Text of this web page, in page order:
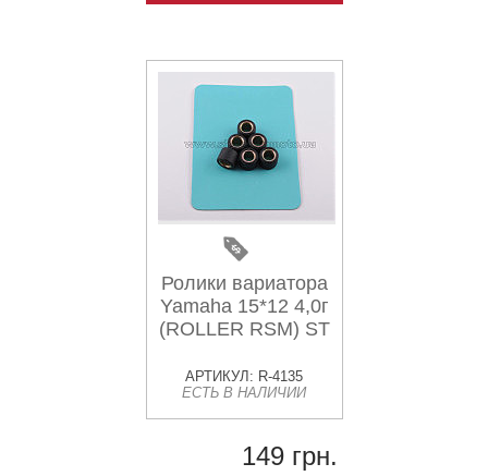
Ролики вариатора
Yamaha 15*12 4,0г
(ROLLER RSM) ST
АРТИКУЛ: R-4135
ЕСТЬ В НАЛИЧИИ
149 грн.